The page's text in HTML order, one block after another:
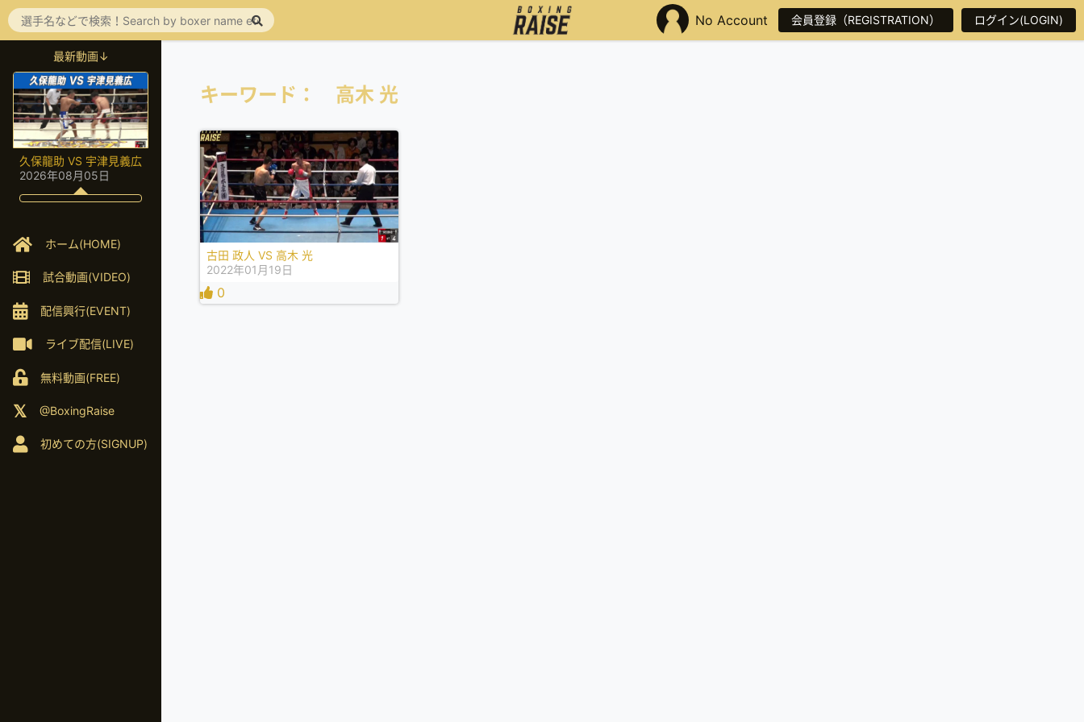
No Account 会員登録（REGISTRATION） ログイン(LOGIN)
最新動画↓
久保龍助 VS 宇津見義広
2026年08月05日
ホーム(HOME)
試合動画(VIDEO)
配信興行(EVENT)
ライブ配信(LIVE)
無料動画(FREE)
@BoxingRaise
初めての方(SIGNUP)
キーワード： 高木 光
古田 政人 VS 高木 光
2022年01月19日
0